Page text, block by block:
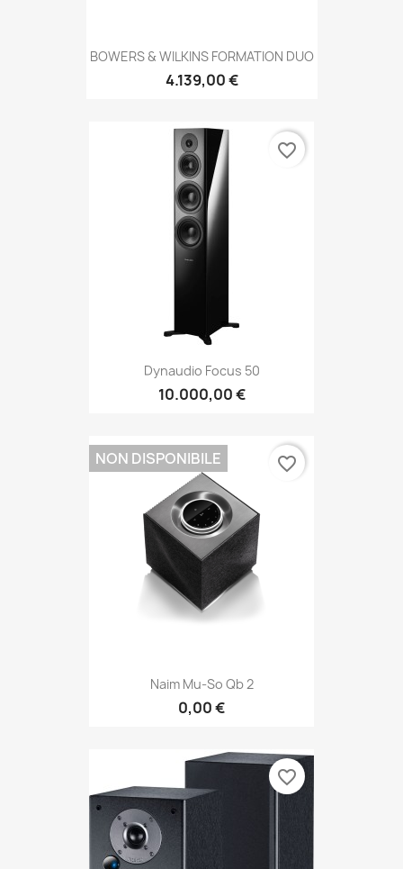
BOWERS & WILKINS FORMATION DUO
4.139,00 €
Dynaudio Focus 50
10.000,00 €
favorite_border
Naim Mu-So Qb 2
0,00 €
NON DISPONIBILE favorite_border
favorite_border